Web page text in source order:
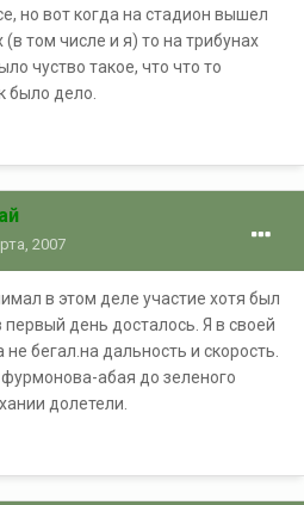
но вот когда на стадион вышел
том числе и я) то на трибунах
чуство такое, что что то
было дело.
2007
в этом деле участие хотя был
день досталось. Я в своей
бегал.на дальность и скорость.
абая до зеленого
долетели.